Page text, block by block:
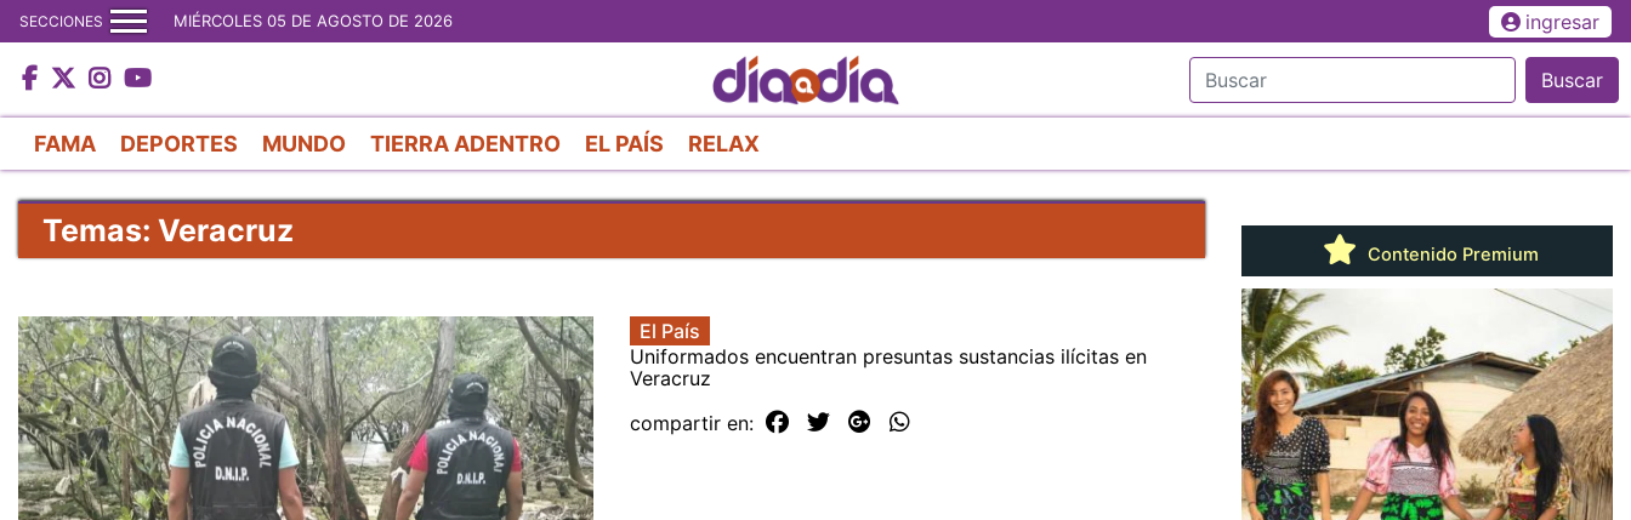
al
contenido
principal
SECCIONES MIÉRCOLES 05 DE AGOSTO DE 2026 ingresar
Buscar
FAMA DEPORTES MUNDO TIERRA ADENTRO EL PAÍS RELAX
Temas: Veracruz
El País
Uniformados encuentran presuntas sustancias ilícitas en
Veracruz
compartir en:
Contenido Premium